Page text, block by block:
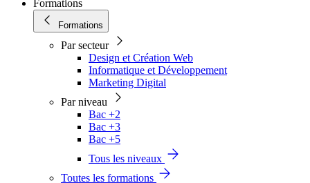
Formations
Formations
Par secteur
Design et Création Web
Informatique et Développement
Marketing Digital
Par niveau
Bac +2
Bac +3
Bac +5
Tous les niveaux
Toutes les formations